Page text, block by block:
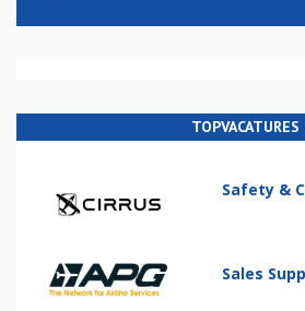
TOPVACATURES
Safety &
Sales